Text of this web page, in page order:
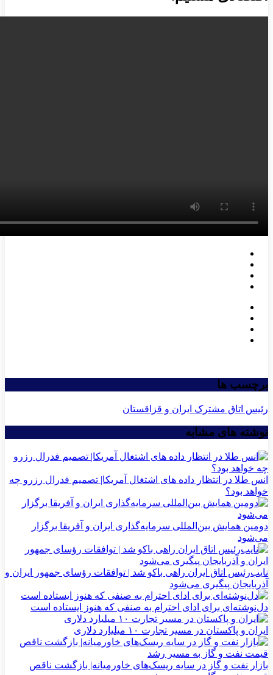
برچسب ها
رئیس اتاق مشترک ایران و قزاقستان
نوشته های مشابه
انس طلا در انتظار داده های اشتغال آمریکا| تصمیم فدرال رزرو چه
خواهد بود؟
دومین همایش بین‌المللی سرمایه‌گذاری ایران و آفریقا برگزار
می‌شود
نایب‌رئیس اتاق ایران راهی باکو شد | توافقات رؤسای جمهور ایران و
آذربایجان پیگیری می‌شود
دل‌نوشته‌ای برای ادای احترام به صنفی که هنوز ایستاده است
ایران و پاکستان در مسیر تجارت ۱۰ میلیارد دلاری
بازار نفت و گاز در سایه ریسک‌های خاورمیانه| بازگشت ناقص